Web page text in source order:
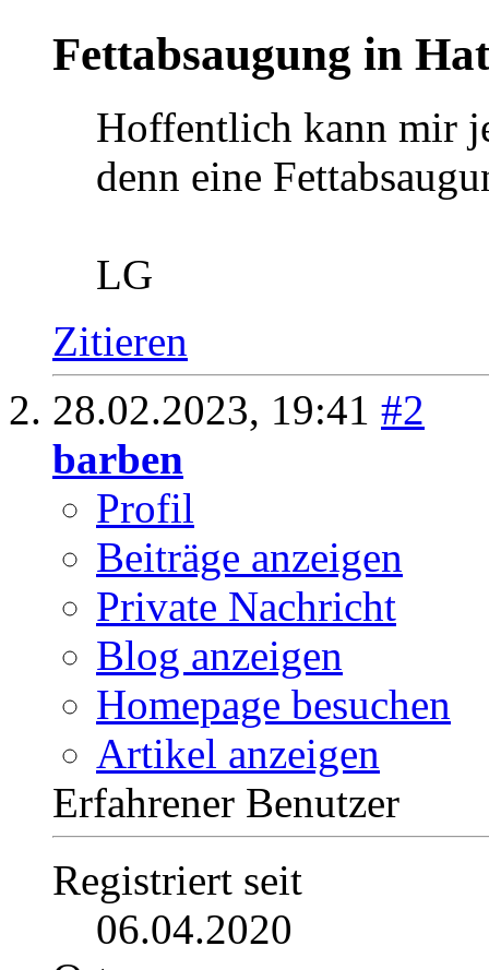
868
Fettabsaugung in
denn eine
LG
Zitieren
28.02.2023,
barben
Profil
Beiträge anzeigen
Private Nachricht
Blog anzeigen
Homepage besuchen
Artikel anzeigen
Erfahrener Benutzer